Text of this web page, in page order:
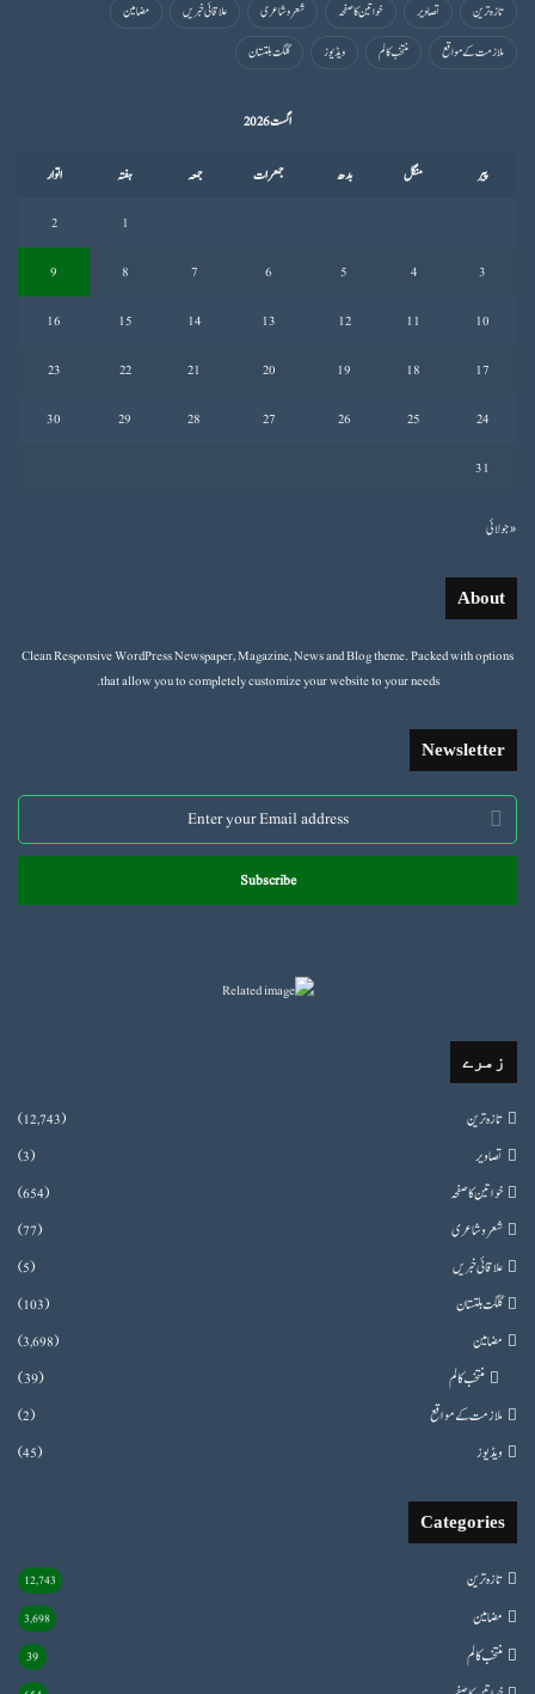
تازہ ترین تصاویر خواتین کا صفحہ شعروشاعری علاقائی خبریں
مضامین
ملازمت کے مواقع
منتخب کالم ویڈیوز گلگت بلتستان
اگست 2026
پیر منگل بدھ جمعرات جمعہ ہفتہ اتوار
1
2
3
4
5
6
7
8
9
10
11
12
13
14
15
16
17
18
19
20
21
22
23
24
25
26
27
28
29
30
31
« جولائی
About
Clean Responsive WordPress Newspaper, Magazine, News and Blog theme. Packed with options
that allow you to completely customize your website to your needs.
Newsletter
Enter
your
Email
زمرے
تازہ ترین
(12,743)
تصاویر
(3)
خواتین کا صفحہ
(654)
شعروشاعری
(77)
علاقائی خبریں
(5)
گلگت بلتستان
(103)
مضامین
(3,698)
منتخب کالم (39)
ملازمت کے مواقع
(2)
ویڈیوز
(45)
Categories
تازہ ترین 12,743
مضامین 3,698
منتخب کالم 39